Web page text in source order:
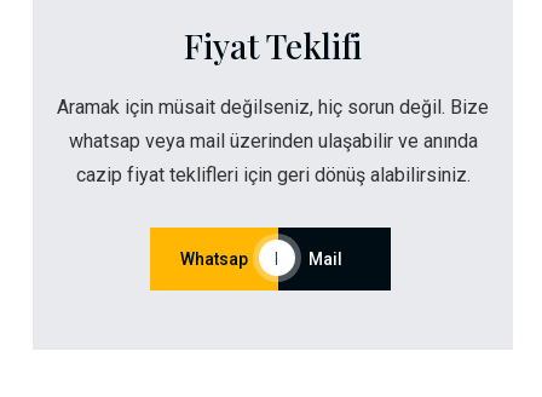
Fiyat Teklifi
Aramak için müsait değilseniz, hiç sorun değil. Bize
whatsap veya mail üzerinden ulaşabilir ve anında
cazip fiyat teklifleri için geri dönüş alabilirsiniz.
Whatsap | Mail